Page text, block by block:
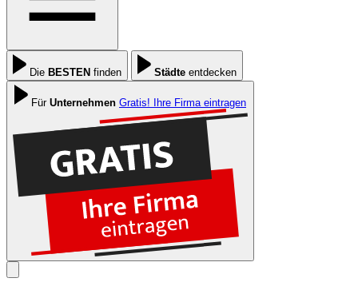
Die BESTEN finden Städte entdecken
Für Unternehmen Gratis! Ihre Firma eintragen